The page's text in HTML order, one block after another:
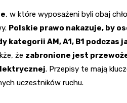
, w które wyposażeni byli obaj
Polskie prawo nakazuje, by
kategorii AM, A1, B1 podczas
że zabronione jest
. Przepisy te mają
uczestników ruchu.